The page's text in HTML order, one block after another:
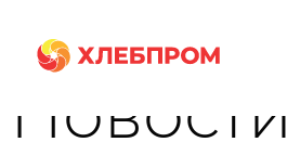
Главная О компании Новости
Новости